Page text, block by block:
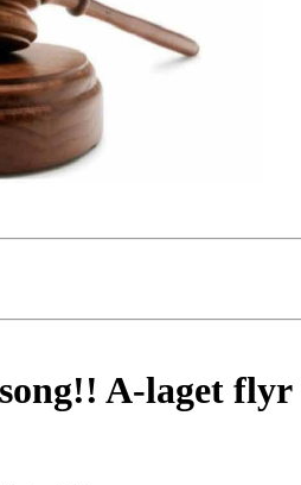
A-laget flyr